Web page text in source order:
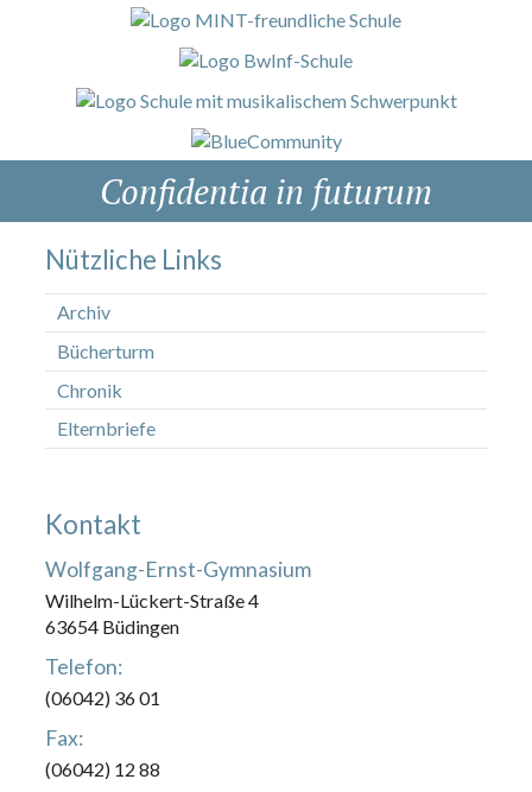
Confidentia in futurum
Nützliche Links
Archiv
Bücherturm
Chronik
Elternbriefe
Kontakt
Wolfgang-Ernst-Gymnasium
Wilhelm-Lückert-Straße 4
63654 Büdingen
Telefon:
(06042) 36 01
Fax:
(06042) 12 88